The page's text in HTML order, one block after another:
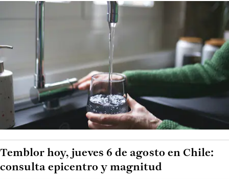
Temblor hoy, jueves 6 de agosto en Chile:
consulta epicentro y magnitud